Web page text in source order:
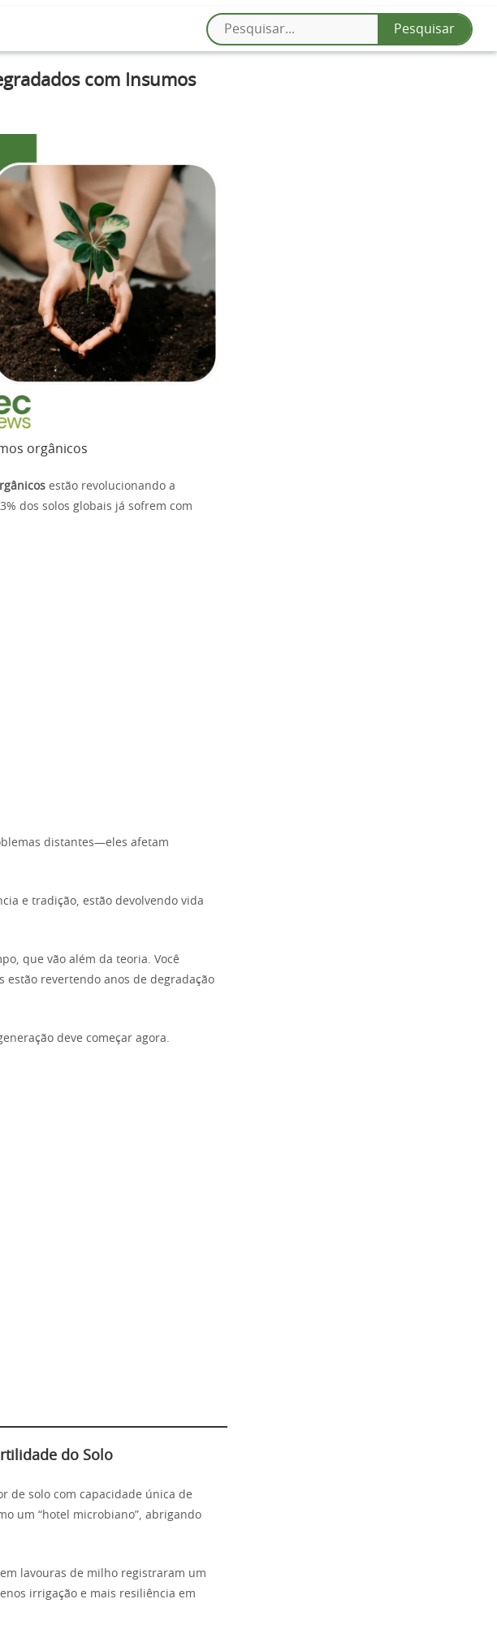
com Insumos
orgânicos
estão revolucionando a
dos solos globais já sofrem com
distantes—eles afetam
e tradição, estão devolvendo vida
que vão além da teoria. Você
estão revertendo anos de degradação
deve começar agora.
do Solo
de solo com capacidade única de
um “hotel microbiano”, abrigando
lavouras de milho registraram um
irrigação e mais resiliência em